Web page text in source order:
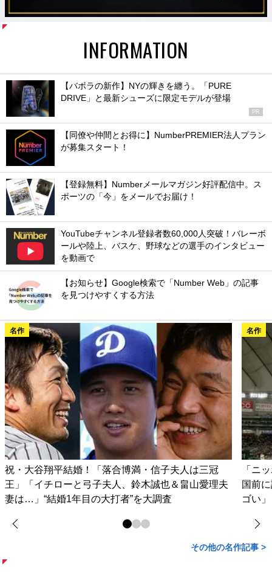
INFORMATION
【バボラの新作】NYの輝きを纏う。「PURE
DRIVE」と最新シューズに限定モデルが登場
PR
【同僚や仲間とお得に】NumberPREMIER法人プラン
が募集スタート！
【登録無料】Numberメールマガジン好評配信中。ス
ポーツの「今」をメールでお届け！
YouTubeチャンネル登録者数60,000人突破！バレーボ
ールや陸上、バスケ、野球などの選手のインタビュー
を動画で
【お知らせ】Google検索で「Number Web」の記事
を見つけやすくする方法
名作
祝・大谷翔平結婚！「落合博満・信子夫人は三冠
王」「イチローと弓子夫人、鈴木誠也＆畠山愛理夫
妻は…」“結婚1年目の大打者”を大調査
名作
「ニ
国前
ゴい
その他の名作記事 >